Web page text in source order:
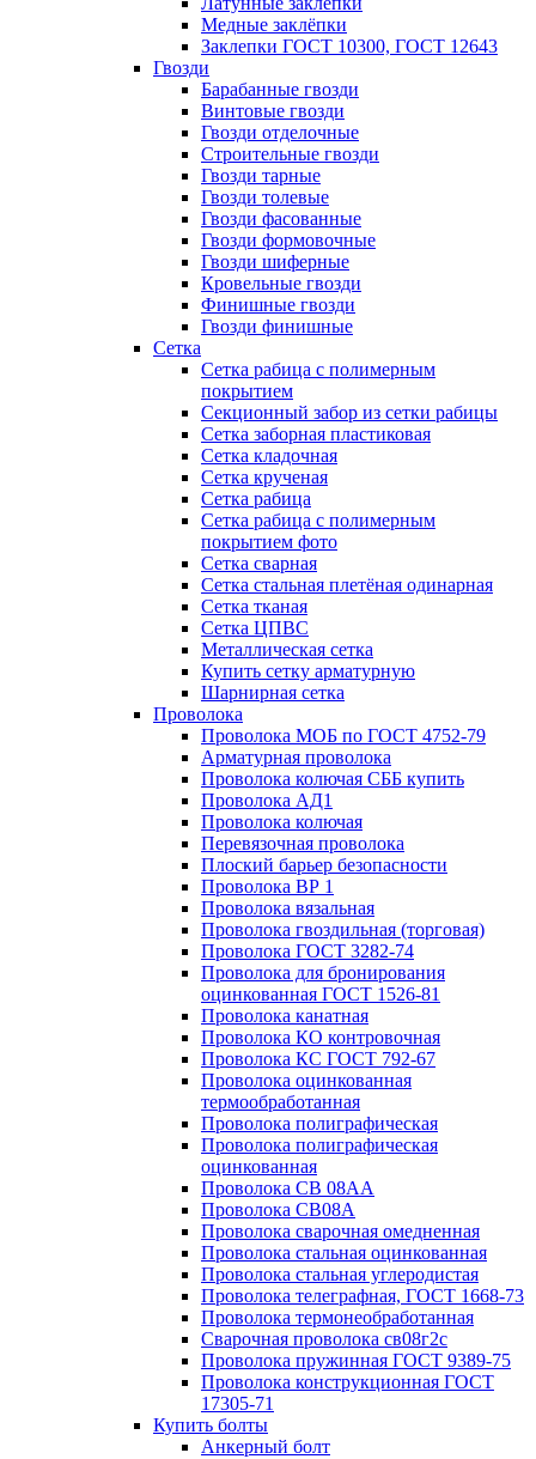
Медные заклёпки
Заклепки ГОСТ 10300, ГОСТ 12643
Гвозди
Барабанные гвозди
Винтовые гвозди
Гвозди отделочные
Строительные гвозди
Гвозди тарные
Гвозди толевые
Гвозди фасованные
Гвозди формовочные
Гвозди шиферные
Кровельные гвозди
Финишные гвозди
Гвозди финишные
Сетка
Сетка рабица с полимерным
покрытием
Секционный забор из сетки рабицы
Сетка заборная пластиковая
Сетка кладочная
Сетка крученая
Сетка рабица
Сетка рабица с полимерным
покрытием фото
Сетка сварная
Сетка стальная плетёная одинарная
Сетка тканая
Сетка ЦПВС
Металлическая сетка
Купить сетку арматурную
Шарнирная сетка
Проволока
Проволока МОБ по ГОСТ 4752-79
Арматурная проволока
Проволока колючая СББ купить
Проволока АД1
Проволока колючая
Перевязочная проволока
Плоский барьер безопасности
Проволока ВР 1
Проволока вязальная
Проволока гвоздильная (торговая)
Проволока ГОСТ 3282-74
Проволока для бронирования
оцинкованная ГОСТ 1526-81
Проволока канатная
Проволока КО контровочная
Проволока КС ГОСТ 792-67
Проволока оцинкованная
термообработанная
Проволока полиграфическая
Проволока полиграфическая
оцинкованная
Проволока СВ 08АА
Проволока СВ08А
Проволока сварочная омедненная
Проволока стальная оцинкованная
Проволока стальная углеродистая
Проволока телеграфная, ГОСТ 1668-73
Проволока термонеобработанная
Сварочная проволока св08г2с
Проволока пружинная ГОСТ 9389-75
Проволока конструкционная ГОСТ
17305-71
Купить болты
Анкерный болт